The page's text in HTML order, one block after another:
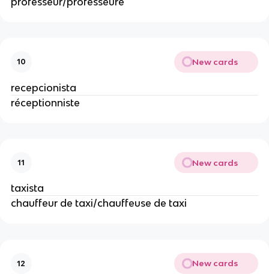
10 New cards
recepcionista
réceptionniste
11 New cards
taxista
chauffeur de taxi/chauffeuse de taxi
12 New cards